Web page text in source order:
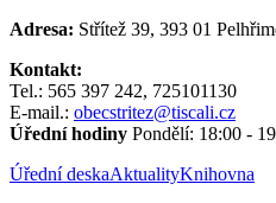
Adresa: Střítež 39, 393 01
Kontakt:
Tel.: 565 397 242, 725101130
E-mail.: obecstritez@tiscali.cz
Úřední hodiny Pondělí: 18:00 -
Úřední deskaAktualityKnihovna